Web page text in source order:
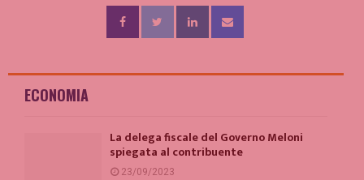
ECONOMIA
La delega fiscale del Governo Meloni
spiegata al contribuente
23/09/2023